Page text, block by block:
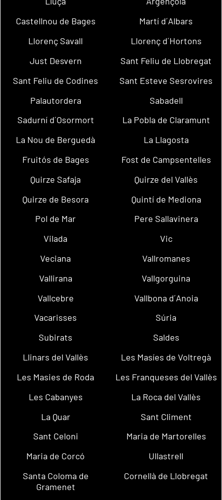
Castellnou de Bages
Martí d´Albars
Llorenç Savall
Llorenç d´Hortons
Just Desvern
Sant Feliu de Llobregat
Sant Feliu de Codines
Sant Esteve Sesrovires
Palautordera
Sabadell
Sadurní d´Osormort
La Pobla de Claramunt
La Nou de Berguedà
La Llagosta
Fruitós de Bages
Fost de Campsentelles
Quirze Safaja
Quirze del Vallès
Quirze de Besora
Quintí de Mediona
Pol de Mar
Pere Sallavinera
Vilada
Vic
Veciana
Vallromanes
Vallirana
Vallgorguina
Vallcebre
Vallbona d´Anoia
Vacarisses
Súria
Subirats
Saldes
Llinars del Vallès
Les Masíes de Voltregà
Les Masies de Roda
Les Franqueses del Vallès
Les Cabanyes
La Roca del Vallès
La Quar
Sant Climent
Sant Celoni
Maria de Martorelles
Maria de Corcó
Ullastrell
Santa Coloma de
Gramenet
Cornellà de Llobregat